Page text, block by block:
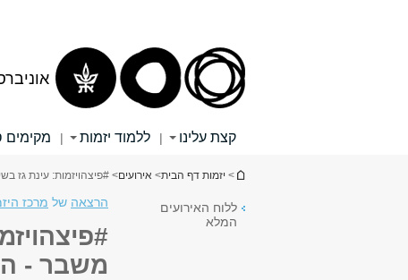
קצת עלינו | ללמוד יזמות |
הינך נמצא כאן
> יזמות דף הבית> אירועים> #פיצהויזמות: עינת גז
ללוח האירועים
המלא
הרצאה של מרכז
משבר -